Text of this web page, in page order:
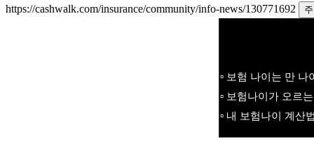
https://cashwalk.com/insurance/community/info-news/130771692
▫️ 보험 나이는 만
▫️ 보험나이가 오르
▫️ 내 보험나이 계산